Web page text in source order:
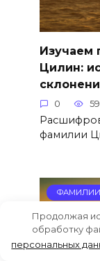
Изучаем
Цилин:
0 59
фамилии
Продолжая
обработку
персональных